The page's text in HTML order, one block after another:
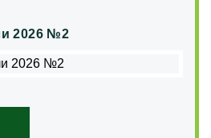
2026 №2